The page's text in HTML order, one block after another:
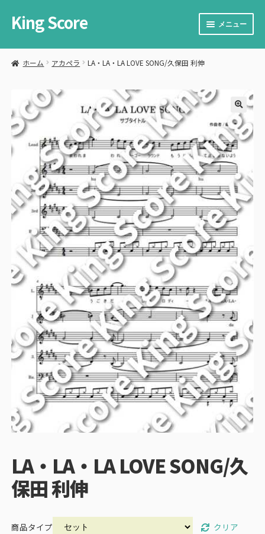
ナ
ビ
シ
ス
キ
ッ
プ
コ
ン
ツ
ッ
プ
King Score メニュー
楽譜を購入する
ー
を
展
開
ニ
ュ
ー
を
開
カート
サ
ブ
メ
ニ
ュ
を
展
開
お問い合わせ
サ
ブ
メ
ニ
ュ
ー
を
展
開
ホーム アカペラ LA・LA・LA LOVE SONG/久保田 利伸
🔍
LA・LA・LA LOVE SONG/久
保田 利伸
商品タイプ クリア